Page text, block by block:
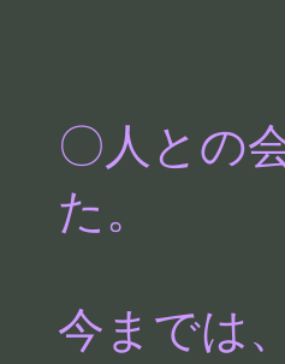
〇人との
た。
今までは